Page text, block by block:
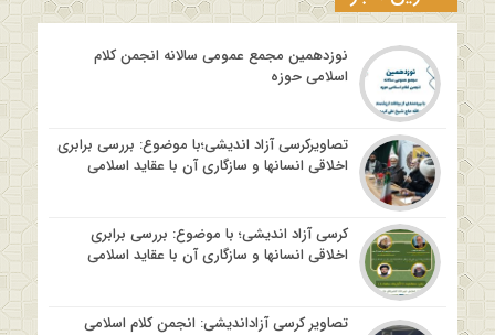
نوزدهمین مجمع عمومی سالانه انجمن کلام
اسلامی حوزه
تصاویرکرسی آزاد اندیشی؛با موضوع: بررسی برابری
اخلاقی انسانها و سازگاری آن با عقاید اسلامی
کرسی آزاد اندیشی؛ با موضوع: بررسی برابری
اخلاقی انسانها و سازگاری آن با عقاید اسلامی
تصاویر کرسی آزاداندیشی: انجمن کلام اسلامی